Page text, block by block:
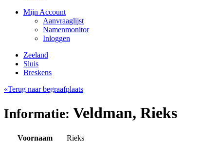
Mijn Account
Aanvraaglijst
Namenmonitor
Inloggen
Zeeland
Sluis
Breskens
«Terug naar begraafplaats
Informatie: Veldman, Rieks
Voornaam
Rieks